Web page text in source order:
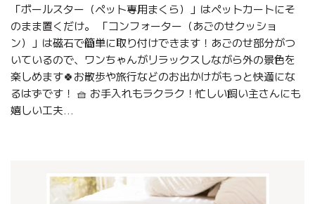
「ボールスター（ペット専用まくら）」はペットカートにそ
のまま置くだけ。 「コンフォーター（あごのせクッショ
ン）」は磁石で簡単に取り付けできます！あごのせ部分がつ
いているので、ワンちゃんがリラックスしながら外の景色を
楽しめます🍀お散歩や旅行などのお出かけがもっと快適にな
るはずです！ 🧺 お手入れもラクラク！忙しい飼い主さんにも
嬉しい工夫...